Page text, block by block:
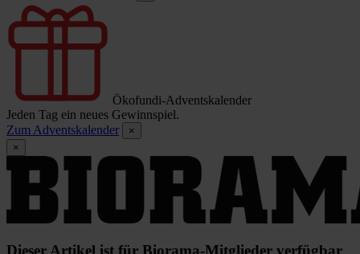
Ökofundi-Adventskalender
Jeden Tag ein neues Gewinnspiel.
Zum Adventskalender
×
×
Dieser Artikel ist für Biorama-Mitglieder verfügbar